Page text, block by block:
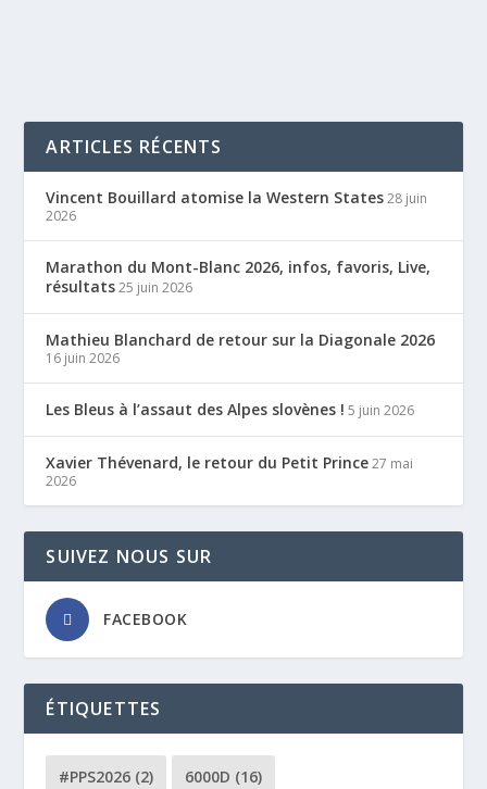
ARTICLES RÉCENTS
Vincent Bouillard atomise la Western States 28 juin
2026
Marathon du Mont-Blanc 2026, infos, favoris, Live,
résultats 25 juin 2026
Mathieu Blanchard de retour sur la Diagonale 2026
16 juin 2026
Les Bleus à l’assaut des Alpes slovènes ! 5 juin 2026
Xavier Thévenard, le retour du Petit Prince 27 mai
2026
SUIVEZ NOUS SUR
FACEBOOK
ÉTIQUETTES
#PPS2026 (2) 6000D (16)